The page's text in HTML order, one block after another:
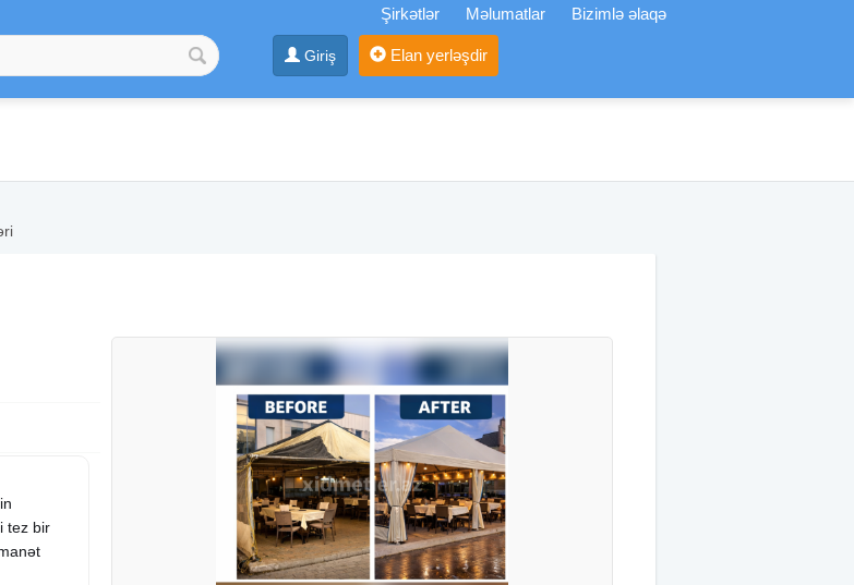
Şirkətlər Məlumatlar Bizimlə əlaqə
Giriş Elan yerləşdir
tez bir